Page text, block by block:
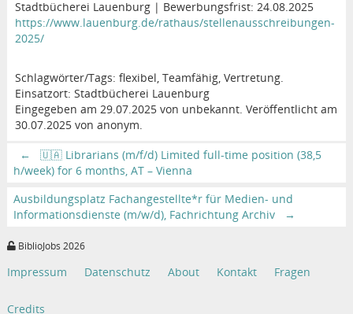
Stadtbücherei Lauenburg | Bewerbungsfrist: 24.08.2025
https://www.lauenburg.de/rathaus/stellenausschreibungen-
2025/
Schlagwörter/Tags: flexibel, Teamfähig, Vertretung.
Einsatzort: Stadtbücherei Lauenburg
Eingegeben am 29.07.2025 von unbekannt. Veröffentlicht am
30.07.2025 von anonym.
←
🇺🇦 Librarians (m/f/d) Limited full-time position (38,5
h/week) for 6 months, AT – Vienna
Ausbildungsplatz Fachangestellte*r für Medien- und
Informationsdienste (m/w/d), Fachrichtung Archiv
→
BiblioJobs 2026
Impressum Datenschutz About Kontakt Fragen
Credits